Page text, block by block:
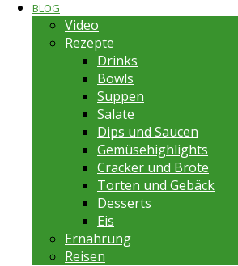
BLOG
Video
Rezepte
Drinks
Bowls
Suppen
Salate
Dips und Saucen
Gemüsehighlights
Cracker und Brote
Torten und Gebäck
Desserts
Eis
Ernährung
Reisen